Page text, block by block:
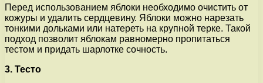
Перед использованием яблоки необходимо очистить от
кожуры и удалить сердцевину. Яблоки можно нарезать
тонкими дольками или натереть на крупной терке. Такой
подход позволит яблокам равномерно пропитаться
тестом и придать шарлотке сочность.
3. Тесто